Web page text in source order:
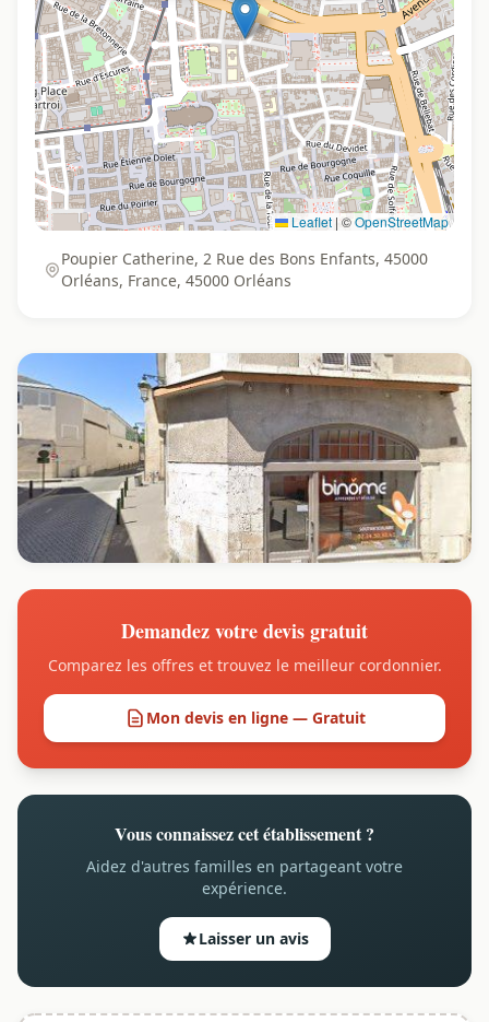
Leaflet | ©OpenStreetMap
Poupier Catherine, 2 Rue des Bons Enfants, 45000
Orléans, France, 45000 Orléans
Demandez votre devis gratuit
Comparez les offres et trouvez le meilleur cordonnier.
Mon devis en ligne — Gratuit
Vous connaissez cet établissement ?
Aidez d'autres familles en partageant votre
expérience.
Laisser un avis